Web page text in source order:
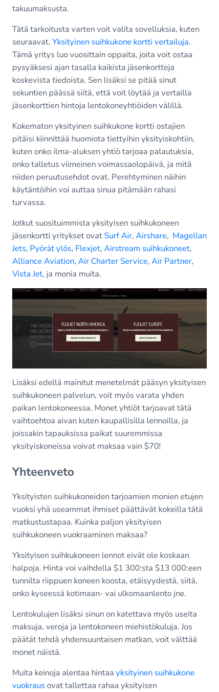
takuumaksusta.
Tätä tarkoitusta varten voit valita sovelluksia, kuten
seuraavat. Yksityinen suihkukone kortti vertailuja.
Tämä yritys luo vuosittain oppaita, joita voit ostaa
pysyäksesi ajan tasalla kaikista jäsenkortteja
koskevista tiedoista. Sen lisäksi se pitää sinut
sekuntien päässä siitä, että voit löytää ja vertailla
jäsenkorttien hintoja lentokoneyhtiöiden välillä.
Kokematon yksityinen suihkukone kortti ostajien
pitäisi kiinnittää huomiota tiettyihin yksityiskohtiin,
kuten onko ilma-aluksen yhtiö tarjoaa palautuksia,
onko talletus viimeinen voimassaolopäivä, ja mitä
niiden peruutusehdot ovat. Perehtyminen näihin
käytäntöihin voi auttaa sinua pitämään rahasi
turvassa.
Jotkut suosituimmista yksityisen suihkukoneen
jäsenkortti yritykset ovat Surf Air, Airshare, Magellan
Jets, Pyörät ylös, Flexjet, Airstream suihkukoneet,
Alliance Aviation, Air Charter Service, Air Partner,
Vista Jet, ja monia muita.
Lisäksi edellä mainitut menetelmät pääsyn yksityisen
suihkukoneen palvelun, voit myös varata yhden
paikan lentokoneessa. Monet yhtiöt tarjoavat tätä
vaihtoehtoa aivan kuten kaupallisilla lennoilla, ja
joissakin tapauksissa paikat suuremmissa
yksityiskoneissa voivat maksaa vain $70!
Yhteenveto
Yksityisten suihkukoneiden tarjoamien monien etujen
vuoksi yhä useammat ihmiset päättävät kokeilla tätä
matkustustapaa. Kuinka paljon yksityisen
suihkukoneen vuokraaminen maksaa?
Yksityisen suihkukoneen lennot eivät ole koskaan
halpoja. Hinta voi vaihdella $1 300:sta $13 000:een
tunnilta riippuen koneen koosta, etäisyydestä, siitä,
onko kyseessä kotimaan- vai ulkomaanlento jne.
Lentokulujen lisäksi sinun on katettava myös useita
maksuja, veroja ja lentokoneen miehistökuluja. Jos
päätät tehdä yhdensuuntaisen matkan, voit välttää
monet näistä.
Muita keinoja alentaa hintaa yksityinen suihkukone
vuokrausovat tallettaa rahaa yksityisen